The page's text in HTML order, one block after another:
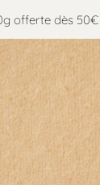
offerte dès 50€